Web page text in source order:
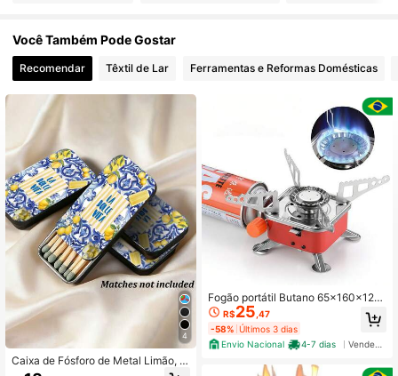
4,90 496 Seguidores
496 Seguidores
4,90 496 Seguidores
4,90 496 Seguidores
4,90 496 Seguidores
496 Seguidores
Você Também Pode Gostar
Recomendar Têxtil de Lar Ferramentas e Reformas Domésticas
4
Caixa de Fósforo de Metal Limão, C
aixa de Fósforo Vintage Portátil, Cai
Fogão portátil Butano 65x160x120
mm P/acampamento, Piquenique e
Outras Atividades Alta Potência - BI
NGO
R$25 ,47
-58% Últimos 3 dias
Envio Nacional
4-7 dias